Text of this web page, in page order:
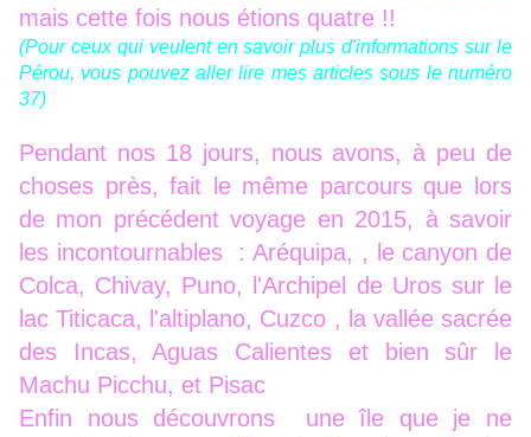
mais cette fois nous étions quatre !!
(Pour ceux qui veulent en savoir plus d'informations sur le
Pérou, vous pouvez aller lire mes articles sous le numéro
37)
Pendant nos 18 jours, nous avons, à peu de
choses près, fait le même parcours que lors
de mon précédent voyage en 2015, à savoir
les incontournables : Aréquipa, , le canyon de
Colca, Chivay, Puno, l'Archipel de Uros sur le
lac Titicaca, l'altiplano, Cuzco , la vallée sacrée
des Incas, Aguas Calientes et bien sûr le
Machu Picchu, et Pisac
Enfin nous découvrons une île que je ne